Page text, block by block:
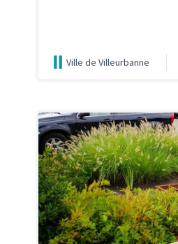
Ville de Villeurbanne